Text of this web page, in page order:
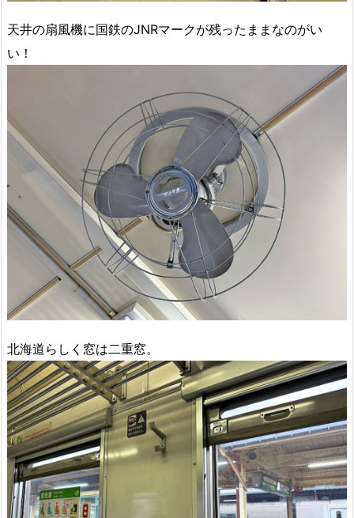
天井の扇風機に国鉄のJNRマークが残ったままなのがい
い！
北海道らしく窓は二重窓。